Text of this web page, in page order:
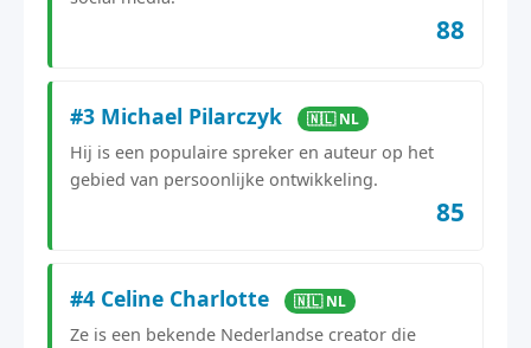
88
#3 Michael Pilarczyk 🇳🇱 NL
Hij is een populaire spreker en auteur op het
gebied van persoonlijke ontwikkeling.
85
#4 Celine Charlotte 🇳🇱 NL
Ze is een bekende Nederlandse creator die